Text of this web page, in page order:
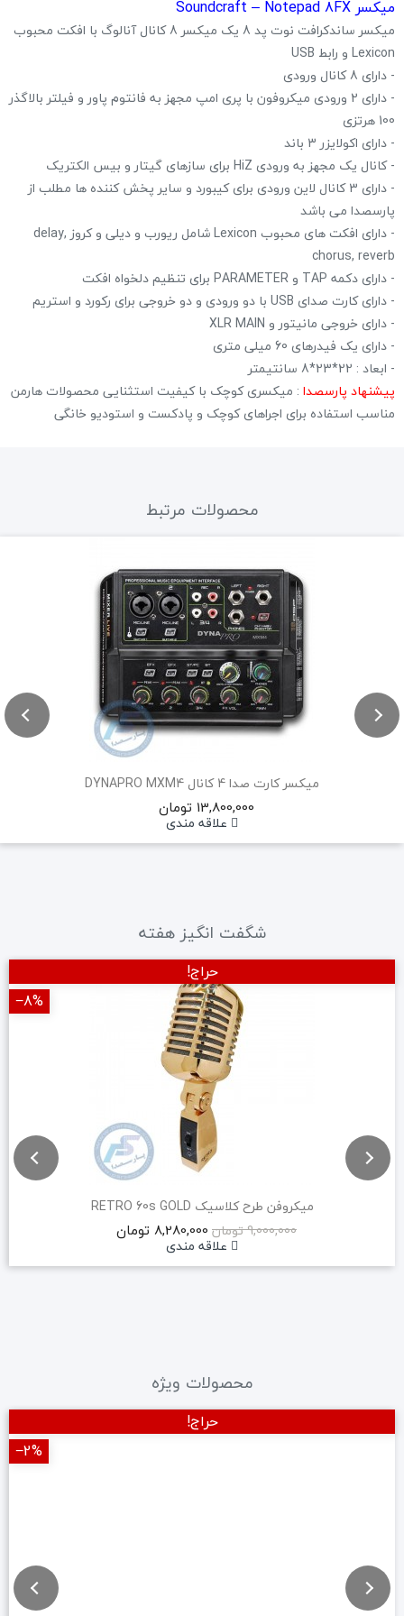
میکسر Soundcraft – Notepad 8FX
میکسر ساندکرافت نوت پد 8 یک میکسر 8 کانال آنالوگ با افکت محبوب
Lexicon و رابط USB
- دارای 8 کانال ورودی
- دارای 2 ورودی میکروفون با پری امپ مجهز به فانتوم پاور و فیلتر بالاگذر
100 هرتزی
- دارای اکولایزر 3 باند
- کانال یک مجهز به ورودی HiZ برای سازهای گیتار و بیس الکتریک
- دارای 3 کانال لاین ورودی برای کیبورد و سایر پخش کننده ها مطلب از
پارسصدا می باشد
- دارای افکت های محبوب Lexicon شامل ریورب و دیلی و کروز delay,
chorus, reverb
- دارای دکمه TAP و PARAMETER برای تنظیم دلخواه افکت
- دارای کارت صدای USB با دو ورودی و دو خروجی برای رکورد و استریم
- دارای خروجی مانیتور و XLR MAIN
- دارای یک فیدرهای 60 میلی متری
- ابعاد : 22*23*8 سانتیمتر
پیشنهاد پارسصدا : میکسری کوچک با کیفیت استثنایی محصولات هارمن
مناسب استفاده برای اجراهای کوچک و پادکست و استودیو خانگی
محصولات مرتبط
میکسر کارت صدا 4 کانال DYNAPRO MXM4
13,800,000 تومان
علاقه مندی
شگفت انگیز هفته
میکروفن طرح کلاسیک RETRO 60s GOLD
9,000,000 تومان
8,280,000 تومان
علاقه مندی
حراج!
‎−8%
محصولات ویژه
حراج!
‎−2%